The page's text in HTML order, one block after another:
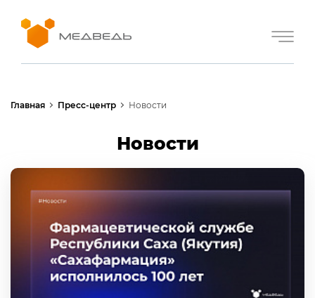
Главная Пресс-центр Новости
Новости